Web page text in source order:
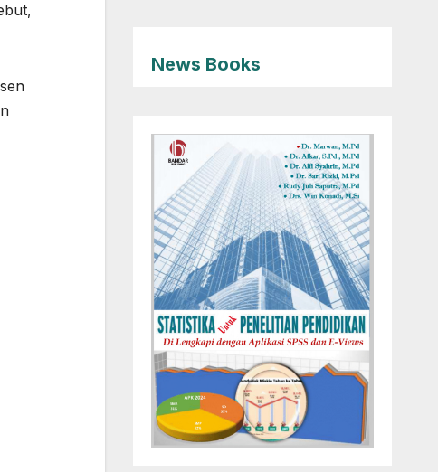
News Books